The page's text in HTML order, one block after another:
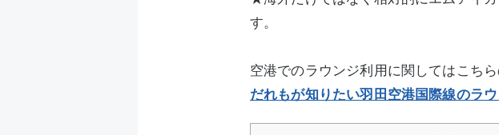
す。
空港でのラウンジ利用に関してはこち
だれもが知りたい羽田空港国際線のラ